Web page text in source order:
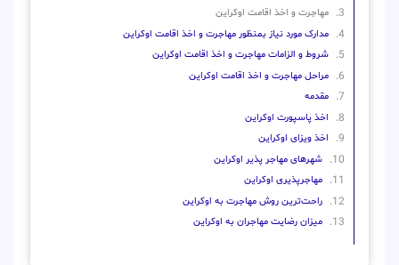
مهاجرت و اخذ اقامت اوکراین
مدارک مورد نیاز بمنظور مهاجرت و اخذ اقامت اوکراین
شروط و الزامات مهاجرت و اخذ اقامت اوکراین
مراحل مهاجرت و اخذ اقامت اوکراین
مقدمه
اخذ پاسپورت اوکراین
اخذ ویزای اوکراین
شهرهای مهاجر پذیر اوکراین
مهاجرپذیری اوکراین
راحت‌ترین روش مهاجرت به اوکراین
میزان رضایت مهاجران به اوکراین